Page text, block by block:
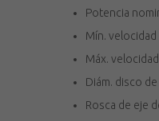
Potencia
Mín.
Máx.
Diám. disco
Rosca de eje